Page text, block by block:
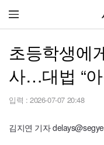
초등학생에
사…대법 “
입력 : 2026-07-07 20:48
김지연 기자